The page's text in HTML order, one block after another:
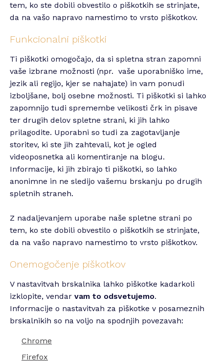
tem, ko ste dobili obvestilo o piškotkih se strinjate,
da na vašo napravo namestimo to vrsto piškotkov.
Funkcionalni piškotki
Ti piškotki omogočajo, da si spletna stran zapomni
vaše izbrane možnosti (npr. vaše uporabniško ime,
jezik ali regijo, kjer se nahajate) in vam ponudi
izboljšane, bolj osebne možnosti. Ti piškotki si lahko
zapomnijo tudi spremembe velikosti črk in pisave
ter drugih delov spletne strani, ki jih lahko
prilagodite. Uporabni so tudi za zagotavljanje
storitev, ki ste jih zahtevali, kot je ogled
videoposnetka ali komentiranje na blogu.
Informacije, ki jih zbirajo ti piškotki, so lahko
anonimne in ne sledijo vašemu brskanju po drugih
spletnih straneh.
Z nadaljevanjem uporabe naše spletne strani po
tem, ko ste dobili obvestilo o piškotkih se strinjate,
da na vašo napravo namestimo to vrsto piškotkov.
Onemogočenje piškotkov
V nastavitvah brskalnika lahko piškotke kadarkoli
izklopite, vendar vam to odsvetujemo.
Informacije o nastavitvah za piškotke v posameznih
brskalnikih so na voljo na spodnjih povezavah:
Chrome
Firefox